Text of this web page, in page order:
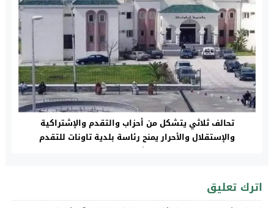
تحالف ثلاثي يتشكل من أحزاب والتقدم والإشتراكية
والإستقلال والأحرار يمنح رئاسة بلدية تاونات للتقدم
والاشتراكية
اترك تعليق